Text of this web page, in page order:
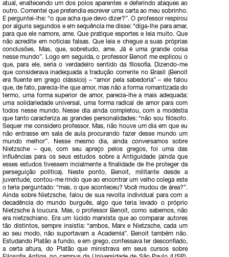
atual, enaltecendo um dos polos aparentes e deferindo ataques ao
outro. Comentei que pretendia escrever uma carta ao meu sobrinho.
E perguntei-lhe: “o que acha que devo dizer?”. O professor respirou
por alguns segundos e em sequência me disse: “diga-lhe para amar,
para que ele namore, ame. Que pratique esportes e leia muito. Que
não acredite em notícias falsas. Que leia e chegue a suas próprias
conclusões. Mas, que, sobretudo, ame. Já é uma grande coisa
nesse mundo”. Logo em seguida, o professor Benoit me explicou o
que, para ele, seria o verdadeiro sentido da filosofia. Dizendo-me
que considerava inadequada a tradução corrente no Brasil (Benoit
era fluente em grego clássico) – “amor pela sabedoria” – ele falou
que, de fato, parecia-lhe que amor, mas não a forma romantizada do
termo, uma forma superior de amor, parecia-lhe a mais adequada:
uma solidariedade universal, uma forma radical de amor para com
todos nesse mundo. Nesse dia ainda completou, com a modéstia
que tanto caracteriza as grandes personalidades: “não sou filósofo.
Sequer me considero professor. Mas, não houve um dia em que eu
não entrasse em sala de aula procurando fazer desse mundo um
mundo melhor”. Nesse mesmo dia, ainda conversamos sobre
Nietzsche – que, com seu apreço pelos gregos, foi uma das
influências para os seus estudos sobre a Antiguidade (ainda que
esses estudos tivessem incialmente a finalidade de lhe proteger da
perseguição política). Neste ponto, Benoit, militante desde a
juventude, contou-me rindo que ao encontrar um velho colega este
o teria perguntado: “mas, o que aconteceu? Você mudou de área?”.
Ainda sobre Nietzsche, falou de sua revolta individual para com a
decadência do mundo burguês, algo que teria levado o próprio
Nietzsche à loucura. Mas, o professor Benoit, como sabemos, não
era nietzschiano. Era um lúcido marxista que ao comparar autores
tão distintos, sempre insistia: “ambos, Marx e Nietzsche, cada um
ao seu modo, não suportavam a Academia”. Benoit também não.
Estudando Platão a fundo, e em grego, confessava ter desconfiado,
a certa altura, do Platão que ministrava em seus cursos sobre